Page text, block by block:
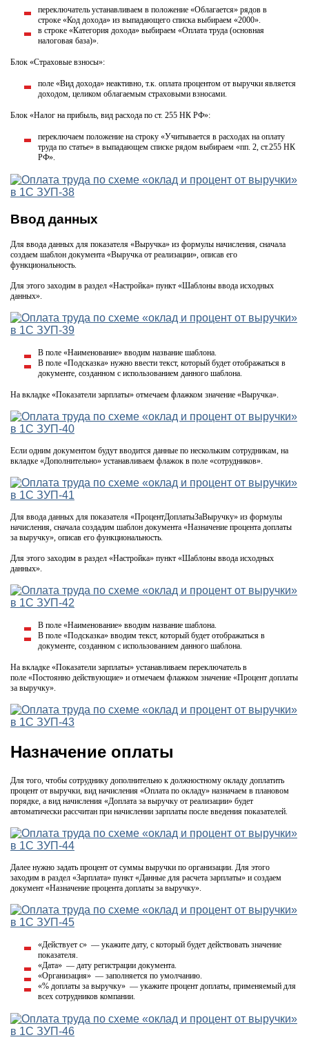
переключатель устанавливаем в положение «Облагается» рядов в
строке «Код дохода» из выпадающего списка выбираем «2000».
в строке «Категория дохода» выбираем «Оплата труда (основная
налоговая база)».
Блок «Страховые взносы»:
поле «Вид дохода» неактивно, т.к. оплата процентом от выручки является
доходом, целиком облагаемым страховыми взносами.
Блок «Налог на прибыль, вид расхода по ст. 255 НК РФ»:
переключаем положение на строку «Учитывается в расходах на оплату
труда по статье» в выпадающем списке рядом выбираем «пп. 2, ст.255 НК
РФ».
Ввод данных
Для ввода данных для показателя «Выручка» из формулы начисления, сначала
создаем шаблон документа «Выручка от реализации», описав его
функциональность.
Для этого заходим в раздел «Настройка» пункт «Шаблоны ввода исходных
данных».
В поле «Наименование» вводим название шаблона.
В поле «Подсказка» нужно ввести текст, который будет отображаться в
документе, созданном с использованием данного шаблона.
На вкладке «Показатели зарплаты» отмечаем флажком значение «Выручка».
Если одним документом будут вводится данные по нескольким сотрудникам, на
вкладке «Дополнительно» устанавливаем флажок в поле «сотрудников».
Для ввода данных для показателя «ПроцентДоплатыЗаВыручку» из формулы
начисления, сначала создадим шаблон документа «Назначение процента доплаты
за выручку», описав его функциональность.
Для этого заходим в раздел «Настройка» пункт «Шаблоны ввода исходных
данных».
В поле «Наименование» вводим название шаблона.
В поле «Подсказка» вводим текст, который будет отображаться в
документе, созданном с использованием данного шаблона.
На вкладке «Показатели зарплаты» устанавливаем переключатель в
поле «Постоянно действующие» и отмечаем флажком значение «Процент доплаты
за выручку».
Назначение оплаты
Для того, чтобы сотруднику дополнительно к должностному окладу доплатить
процент от выручки, вид начисления «Оплата по окладу» назначаем в плановом
порядке, а вид начисления «Доплата за выручку от реализации» будет
автоматически рассчитан при начислении зарплаты после введения показателей.
Далее нужно задать процент от суммы выручки по организации. Для этого
заходим в раздел «Зарплата» пункт «Данные для расчета зарплаты» и создаем
документ «Назначение процента доплаты за выручку».
«Действует с» — укажите дату, с который будет действовать значение
показателя.
«Дата» — дату регистрации документа.
«Организация» — заполняется по умолчанию.
«% доплаты за выручку» — укажите процент доплаты, применяемый для
всех сотрудников компании.